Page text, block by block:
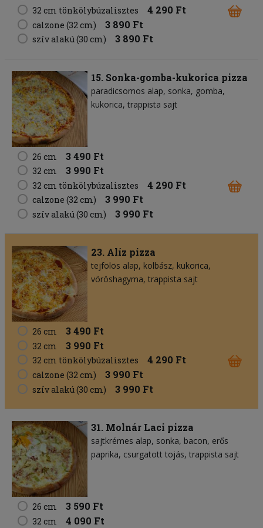
32 cm tönkölybúzalisztes 4 290 Ft
calzone (32 cm) 3 890 Ft
szív alakú (30 cm) 3 890 Ft
15. Sonka-gomba-kukorica pizza
paradicsomos alap sonka gomba
kukorica trappista sajt
26 cm 3 490 Ft
32 cm 3 990 Ft
32 cm tönkölybúzalisztes 4 290 Ft
calzone (32 cm) 3 990 Ft
szív alakú (30 cm) 3 990 Ft
23. Alíz pizza
tejfölös alap kolbász kukorica
vöröshagyma trappista sajt
26 cm 3 490 Ft
32 cm 3 990 Ft
32 cm tönkölybúzalisztes 4 290 Ft
calzone (32 cm) 3 990 Ft
szív alakú (30 cm) 3 990 Ft
31. Molnár Laci pizza
sajtkrémes alap sonka bacon erős
paprika csurgatott tojás trappista sajt
26 cm 3 590 Ft
32 cm 4 090 Ft